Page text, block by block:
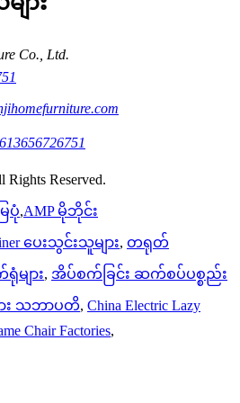
Co., Ltd.
Reserved.
ပုံ,AMP မိုဘိုင်း
ပေးသွင်းသူများ, တရုတ်
များ, အိပ်စက်ခြင်း ဆက်စပ်ပစ္စည်း
း သဘာပတိ, China Electric Lazy
Chair Factories,